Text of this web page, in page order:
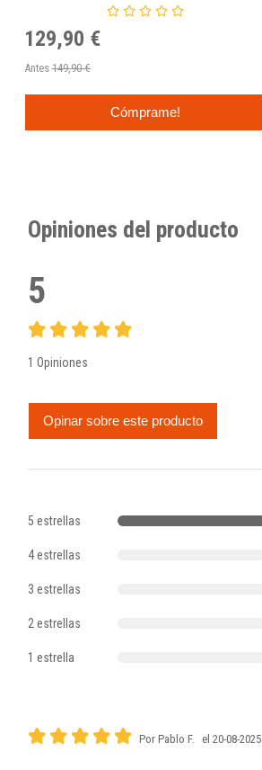
129,90 €
Antes 149,90 €
Cómprame!
Opiniones del producto
5
1 Opiniones
Opinar sobre este producto
5 estrellas
4 estrellas
3 estrellas
2 estrellas
1 estrella
Por Pablo F. el 20-08-2025